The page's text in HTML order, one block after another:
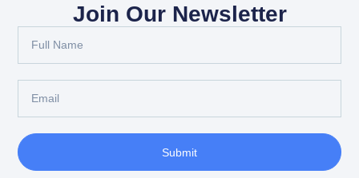
Join Our Newsletter
Submit